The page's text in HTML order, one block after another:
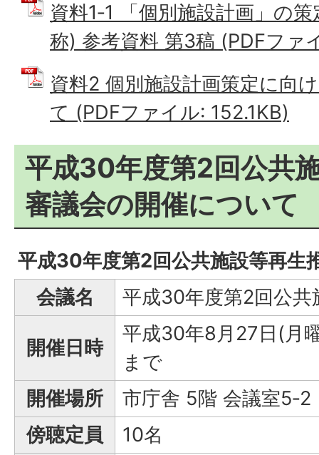
資料1‐1 「個別施設計画」の
称) 参考資料 第3稿 (PDFファ
資料2 個別施設計画策定に向
て (PDFファイル: 152.1KB)
平成30年度第2回公共
審議会の開催について
平成30年度第2回公共施設等再生
会議名
平成30年度第2回公共
開催日時
平成30年8月27日(月
まで
開催場所
市庁舎 5階 会議室5‐2
傍聴定員
10名